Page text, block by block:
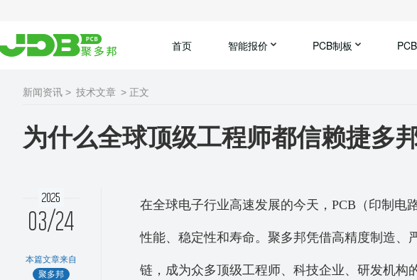
首页 智能报价 PCB制板
新闻资讯 > 技术文章 > 正文
为什么全球顶级工程师都信赖捷多
2025
03/24
本篇文章来自
聚多邦
在全球电子行业高速发展的今天，PCB（印制电
性能、稳定性和寿命。聚多邦凭借高精度制造、
链 ，成为众多顶级工程师、科技企业、研发机构